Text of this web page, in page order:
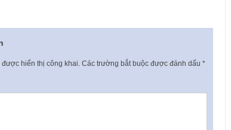
hiển thị công khai. Các trường bắt buộc được đánh dấu *